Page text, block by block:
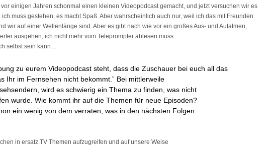
einigen Jahren schonmal einen kleinen Videopodcast gemacht, und jetzt versuchen wir es
muss gestehen, es macht Spaß. Aber wahrscheinlich auch nur, weil ich das mit Freunden
wir auf einer Wellenlänge sind. Aber es gibt nach wie vor ein großes Aus- und Aufatmen,
ausgehen, ich nicht mehr vom Teleprompter ablesen muss
selbst sein kann…
zu eurem Videopodcast steht, dass die Zuschauer bei euch all das
Ihr im Fernsehen nicht bekommt.” Bei mittlerweile
wird es schwierig ein Thema zu finden, was nicht
wurde. Wie kommt ihr auf die Themen für neue Episoden?
ein wenig von dem verraten, was in den nächsten Folgen
in ersatz.TV Themen aufzugreifen und auf unsere Weise